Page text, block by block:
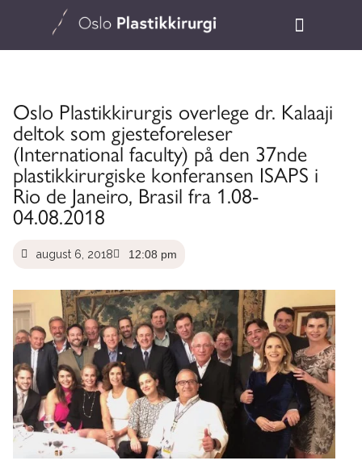
Oslo Plastikkirurgis overlege dr. Kalaaji
deltok som gjesteforeleser
(International faculty) på den 37nde
plastikkirurgiske konferansen ISAPS i
Rio de Janeiro, Brasil fra 1.08-
04.08.2018
august 6, 2018 12:08 pm